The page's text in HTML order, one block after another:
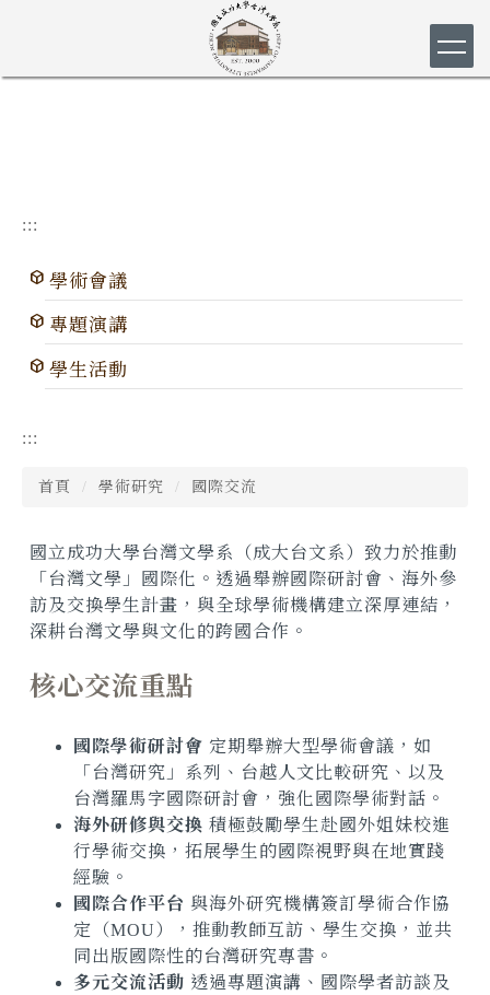
要
:::
學術會議
專題演講
學生活動
:::
首頁 學術研究 國際交流
國立成功大學台灣文學系（成大台文系）致力於推動
「台灣文學」國際化。透過舉辦國際研討會、海外參
訪及交換學生計畫，與全球學術機構建立深厚連結，
深耕台灣文學與文化的跨國合作。
核心交流重點
國際學術研討會 定期舉辦大型學術會議，如
「台灣研究」系列、台越人文比較研究、以及
台灣羅馬字國際研討會，強化國際學術對話。
海外研修與交換 積極鼓勵學生赴國外姐妹校進
行學術交換，拓展學生的國際視野與在地實踐
經驗。
國際合作平台 與海外研究機構簽訂學術合作協
定（MOU ），推動教師互訪、學生交換，並共
同出版國際性的台灣研究專書。
多元交流活動 透過專題演講、國際學者訪談及